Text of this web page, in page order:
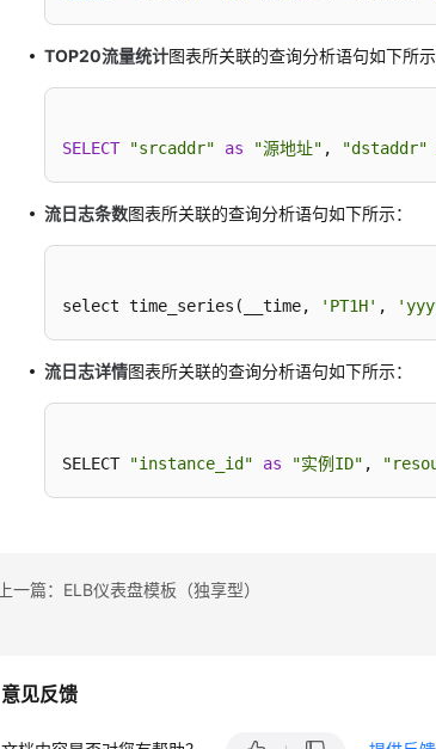
TOP20流量统计图表所关联的查询分析语句如下所示
SELECT "srcaddr" as "源地址" , "dstaddr"
流日志条数图表所关联的查询分析语句如下所示：
select time_series(__time, 'PT1H' ,
流日志详情图表所关联的查询分析语句如下所示：
SELECT "instance_id" as "实例ID" ,
上一篇：ELB仪表盘模板（独享型）
意见反馈